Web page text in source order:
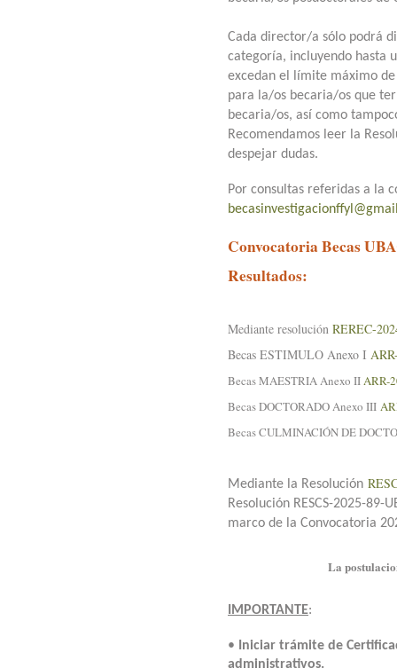
Cada director/a sólo podrá
categoría, incluyendo hasta
excedan el límite máximo
para la/os becaria/os que
becaria/os, así como
Recomendamos leer la
despejar dudas.
Por consultas referidas a la
Convocatoria Becas
Resultados:
Mediante resolución REREC-
Becas ESTIMULO Anexo I
Becas MAESTRIA Anexo IIARR-
Becas DOCTORADO Anexo III
Becas CULMINACIÓN DE
Mediante la Resolución
Resolución RESCS-2025-
marco de la Convocatoria
La
IMPORTANTE:
•
Iniciar trámite de
administrativos.